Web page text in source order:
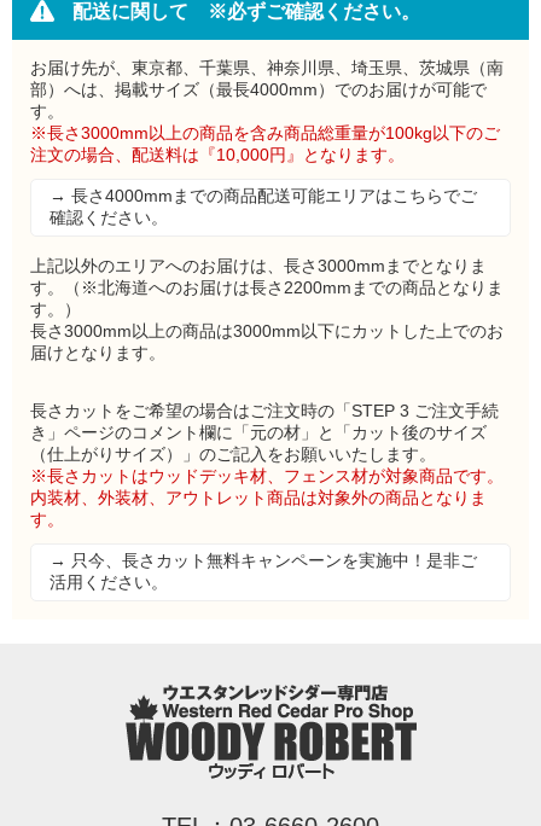
配送に関して ※必ずご確認ください。
お届け先が、東京都、千葉県、神奈川県、埼玉県、茨城県（南
部）へは、掲載サイズ（最長4000mm）でのお届けが可能で
す。
※長さ3000mm以上の商品を含み商品総重量が100kg以下のご
注文の場合、配送料は『10,000円』となります。
→ 長さ4000mmまでの商品配送可能エリアはこちらでご
確認ください。
上記以外のエリアへのお届けは、長さ3000mmまでとなりま
す。（※北海道へのお届けは長さ2200mmまでの商品となりま
す。）
長さ3000mm以上の商品は3000mm以下にカットした上でのお
届けとなります。
長さカットをご希望の場合はご注文時の「STEP 3 ご注文手続
き」ページのコメント欄に「元の材」と「カット後のサイズ
（仕上がりサイズ）」のご記入をお願いいたします。
※長さカットはウッドデッキ材、フェンス材が対象商品です。
内装材、外装材、アウトレット商品は対象外の商品となりま
す。
→ 只今、長さカット無料キャンペーンを実施中！是非ご
活用ください。